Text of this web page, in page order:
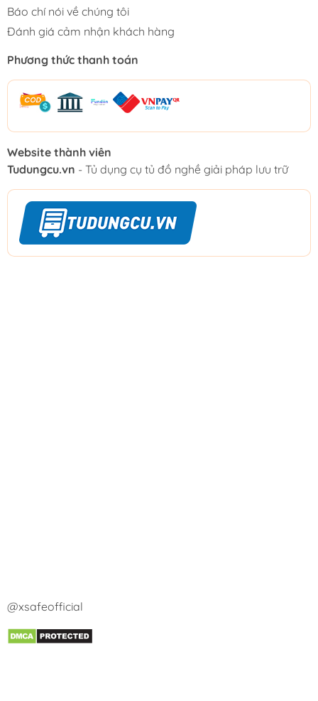
Báo chí nói về chúng tôi
Đánh giá cảm nhận khách hàng
Phương thức thanh toán
Website thành viên
Tudungcu.vn - Tủ dụng cụ tủ đồ nghề giải pháp lưu trữ
@xsafeofficial